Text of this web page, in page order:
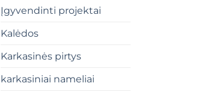
Įgyvendinti projektai
Kalėdos
Karkasinės pirtys
karkasiniai nameliai